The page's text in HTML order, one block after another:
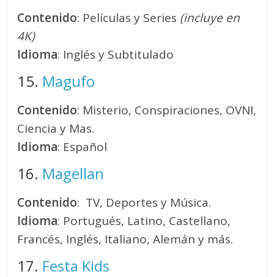
Contenido: Películas y Series (incluye en
4K)
Idioma: Inglés y Subtitulado
15. Magufo
Contenido: Misterio, Conspiraciones, OVNI,
Ciencia y Mas.
Idioma: Español
16. Magellan
Contenido: TV, Deportes y Música.
Idioma: Portugués, Latino, Castellano,
Francés, Inglés, Italiano, Alemán y más.
17. Festa Kids